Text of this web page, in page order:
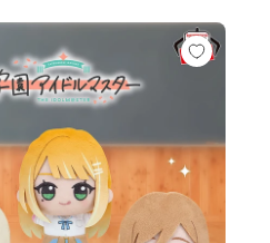
ぐるみ～ポッチャマ～
マスター ちびぐるみ～学園生活